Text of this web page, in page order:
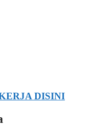
DISINI